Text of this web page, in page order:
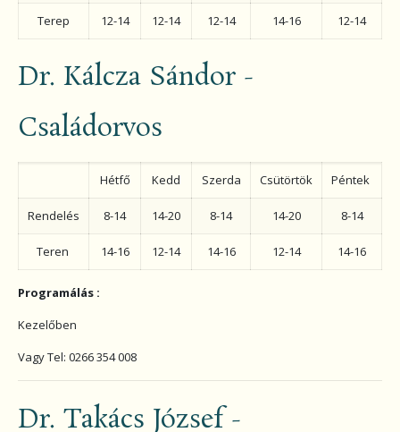
Terep 12-14 12-14 12-14 14-16 12-14
Dr. Kálcza Sándor -
Családorvos
Hétfő Kedd Szerda Csütörtök Péntek
Rendelés 8-14 14-20 8-14 14-20 8-14
Teren 14-16 12-14 14-16 12-14 14-16
Programálás :
Kezelőben
Vagy Tel: 0266 354 008
Dr. Takács József -